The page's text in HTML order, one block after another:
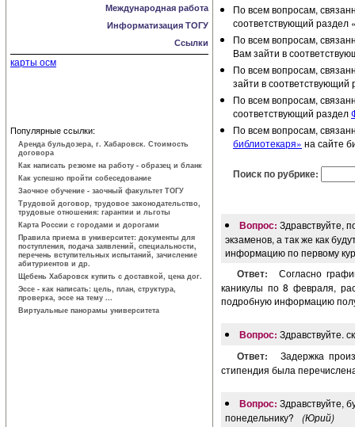
Международная работа
Информатизация ТОГУ
Ссылки
карты осм
Популярные ссылки:
Аренда бульдозера, г. Хабаровск. Стоимость
договора
Как написать резюме на работу - образец и бланк
Как успешно пройти собеседование
Заочное обучение - заочный факультет ТОГУ
Трудовой договор, трудовое законодатель­ство,
трудовые отношения: гарантии и льготы
Карта России с городами и дорогами
Правила приема в университет: документы для
поступления, подача заявлений, специальности,
перечень вступительных испытаний, зачисление
абитуриентов и др.
Щебень Хабаровск купить с доставкой, цена дог.
Эссе - как написать: цель, план, структура,
проверка, эссе на тему ...
Виртуальные панорамы университета
По всем вопросам,
соответствующий раздел
По всем вопросам,
Вам зайти в
По всем вопросам,
зайти в
По всем вопросам,
соответствующий раздел
По всем вопросам,
библиотекаря» на сайте
Поиск по рубрике:
Вопрос: Здравствуйте,
экзаменов, а так же как
информацию по первому
Ответ:
Согласно
каникулы по 8 февраля,
подробную информацию
Вопрос: Здравствуйте.
Ответ:
Задержка
стипендия была
Вопрос: Здравствуйте,
понедельнику?
(Юрий)